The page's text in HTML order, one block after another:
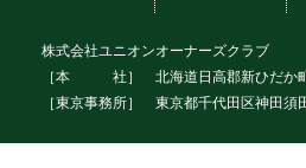
株式会社ユニオンオーナーズクラブ
［本 社］ 北海道日高郡新ひだか
［東京事務所］ 東京都千代田区神田